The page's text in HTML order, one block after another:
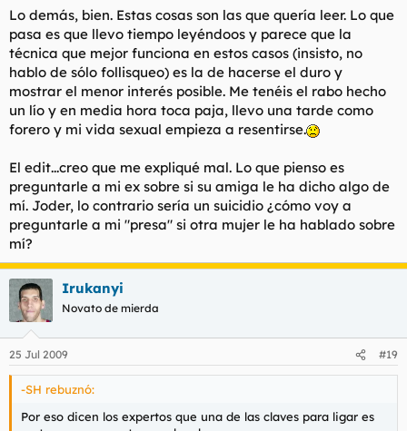
el nabo sobre la mesa.
Yo tampoco es que sea muy buen consejero, pero hay pocos
hilos activos hoy.
Edito:
Preguntarle ¿te ha dicho algo sobre mí? es bastante
humillante, no lo hagas. Si quieres esa información, déjalo caer
en plan broma, ella cantará con mucha más facilidad y le
hagas, cualquier información de este tipo implica a tu nueva
presa imaginándote en la cama con tu ex. Dejando a un lado
teorías antropológicas de algunos foreros, eso suele ser
incómodo y no aporta nada bueno en general.
Lo demás, bien. Estas cosas son las que quería leer. Lo que
pasa es que llevo tiempo leyéndoos y parece que la
técnica que mejor funciona en estos casos (insisto, no
hablo de sólo follisqueo) es la de hacerse el duro y
mostrar el menor interés posible. Me tenéis el rabo hecho
un lío y en media hora toca paja, llevo una tarde como
forero y mi vida sexual empieza a resentirse.
El edit...creo que me expliqué mal. Lo que pienso es
preguntarle a mi ex sobre si su amiga le ha dicho algo de
mí. Joder, lo contrario sería un suicidio ¿cómo voy a
preguntarle a mi "presa" si otra mujer le ha hablado sobre
mí?
Irukanyi
Novato de mierda
25 Jul 2009 #19
-SH rebuznó:
Por eso dicen los expertos que una de las claves para ligar es